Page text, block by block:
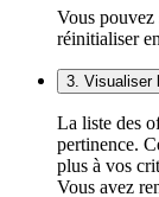
Vous
réinitialiser
3. Visualiser
La liste des
pertinence.
plus à vos
Vous avez